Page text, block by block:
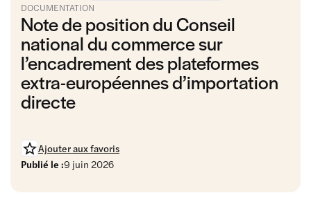
DOCUMENTATION
Note de position du Conseil
national du commerce sur
l’encadrement des plateformes
extra-européennes d’importation
directe
Ajouter aux favoris
Publié le :9 juin 2026